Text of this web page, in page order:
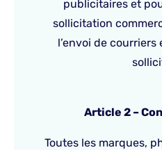
publicitaires et
sollicitation
l’envoi de
Article 2 –
Toutes les marques,